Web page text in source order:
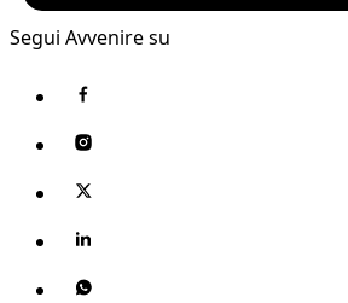
Segui Avvenire su